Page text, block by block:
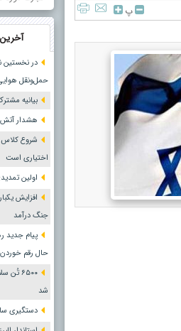
پ
در نخستین
حمل‌ونقل
بیانیه
هشدار
شروع کلاس
اختیاری است
اولین
افزایش
جنگ درآمد
پیام جدید
حال رقم
شد
دستگیری سارق